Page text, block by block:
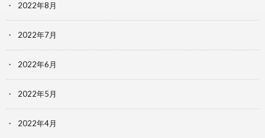
2022年8月
2022年7月
2022年6月
2022年5月
2022年4月